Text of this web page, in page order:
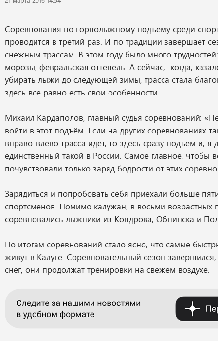
Соревнования по горнолыжному подъему среди
проводится в третий раз. И по традиции завершает
снежным трассам. В этом году было много
морозы, февральская оттепель. А сейчас, когда,
убирать лыжи до следующей зимы, трасса стала
здесь все равно есть свои особенности.
Михаил Кардаполов, главный судья соревнований:
войти в этот подъём. Если на других соревнованиях
вправо-влево трасса идёт, то здесь сразу подъём и, я
единственный такой в России. Самое главное, чтобы
почувствовали только заряд бодрости от этих
Зарядиться и попробовать себя приехали больше
спортсменов. Помимо калужан, в восьми возрастных
соревновались лыжники из Кондрова, Обнинска и
По итогам соревнований стало ясно, что самые
живут в Калуге. Соревновательный сезон завершился,
снег, они продолжат тренировки на свежем воздухе.